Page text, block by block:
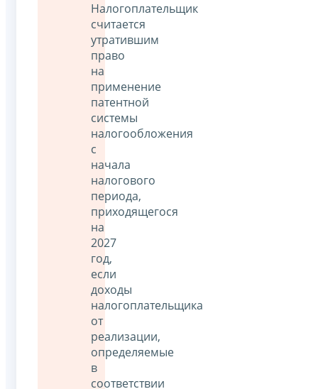
Налогоплательщик
считается
утратившим
право
на
применение
патентной
системы
налогообложения
с
начала
налогового
периода,
приходящегося
на
2027
год,
если
доходы
налогоплательщика
от
реализации,
определяемые
в
соответствии